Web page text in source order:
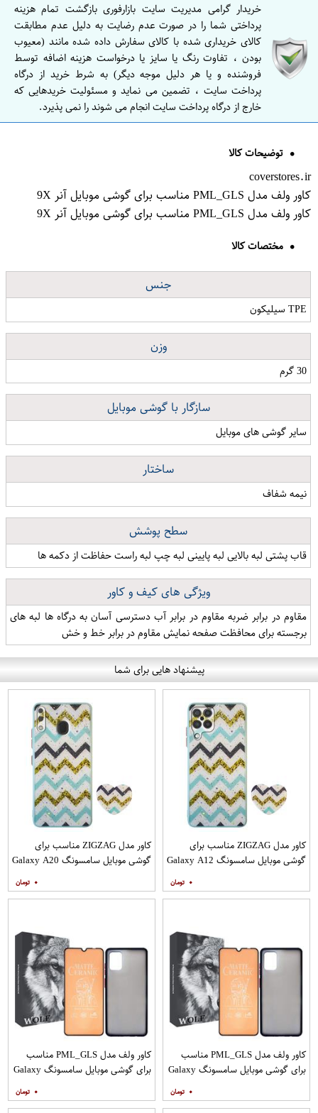
خریدار گرامی مدیریت سایت بازارفوری بازگشت تمام هزینه
پرداختی شما را در صورت عدم رضایت به دلیل عدم مطابقت
کالای خریداری شده با کالای سفارش داده شده مانند (معیوب
بودن ، تفاوت رنگ یا سایز یا درخواست هزینه اضافه توسط
فروشنده و یا هر دلیل موجه دیگر) به شرط خرید از درگاه
پرداخت سایت ، تضمین می نماید و مسئولیت خریدهایی که
خارج از درگاه پرداخت سایت انجام می شوند را نمی پذیرد.
توضیحات کالا
coverstores.ir
کاور ولف مدل PML_GLS مناسب برای گوشی موبایل آنر 9X
کاور ولف مدل PML_GLS مناسب برای گوشی موبایل آنر 9X
مختصات کالا
جنس
TPE سیلیکون
وزن
30 گرم
سازگار با گوشی موبایل
سایر گوشی های موبایل
ساختار
نیمه شفاف
سطح پوشش
قاب پشتی لبه بالایی لبه پایینی لبه چپ لبه راست حفاظت از دکمه ها
ویژگی های کیف و کاور
مقاوم در برابر ضربه مقاوم در برابر آب دسترسی آسان به درگاه ها لبه های
برجسته برای محافظت صفحه نمایش مقاوم در برابر خط و خش
پیشنهاد هایی برای شما
کاور مدل ZIGZAG مناسب برای
گوشی موبایل سامسونگ Galaxy A12
۰
کاور مدل ZIGZAG مناسب برای
گوشی موبایل سامسونگ Galaxy A20
۰
کاور ولف مدل PML_GLS مناسب
برای گوشی موبایل سامسونگ Galaxy
۰
کاور ولف مدل PML_GLS مناسب
برای گوشی موبایل سامسونگ Galaxy
مات
۰